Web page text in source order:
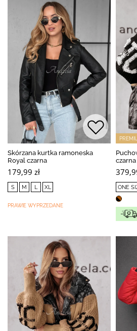
Skórzana kurtka ramoneska
Royal czarna
179,99 zł
S M L XL
PRAWIE WYPRZEDANE
czarna
ONE